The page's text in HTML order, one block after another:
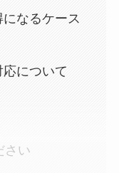
なるケース
について
さい